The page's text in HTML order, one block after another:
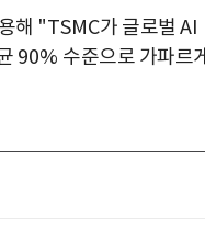
해 "TSMC가 글로벌 AI
90% 수준으로 가파르게